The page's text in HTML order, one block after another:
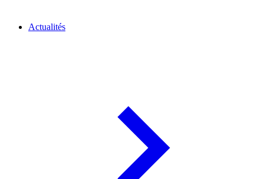
Actualités